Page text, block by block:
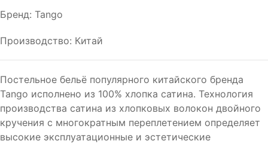
Бренд: Tango
Производство: Китай
Постельное бельё популярного китайского бренда
Tango исполнено из 100% хлопка сатина. Технология
производства сатина из хлопковых волокон двойного
кручения с многократным переплетением определяет
высокие эксплуатационные и эстетические